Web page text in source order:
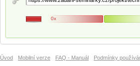
0x
Úvod Mobilní verze FAQ - Manuál Podmínky